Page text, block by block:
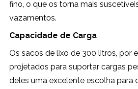
fino, o que os torna mais
vazamentos.
Capacidade de Carga
Os sacos de lixo de 300 litros, por
projetados para suportar cargas
deles uma excelente escolha para